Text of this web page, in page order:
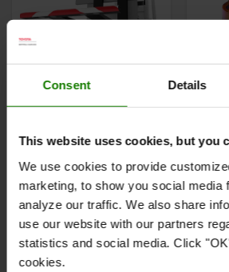
Consent Details
This website uses cookies, but you
We use cookies to provide
marketing, to show you social media
analyze our traffic. We also share
use our website with our partners
statistics and social media. Click
cookies.
Advarselslampe med
Godkendt til vejtrafik
Let og hurtig
montering.
Magnetisk tilslutning
til alle gaffeltyper
Fra 2.598 kr.